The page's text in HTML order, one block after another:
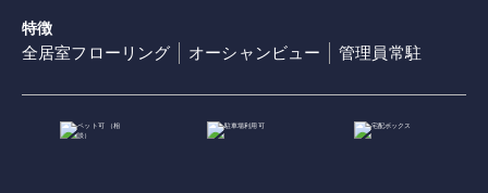
特徴
全居室フローリング オーシャンビュー 管理員常駐